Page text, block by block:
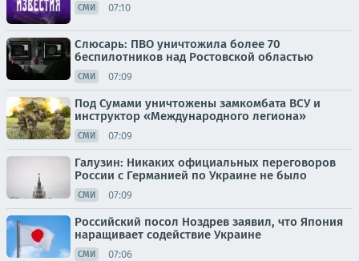
СМИ 07:10
Слюсарь: ПВО уничтожила более 70
беспилотников над Ростовской областью
СМИ 07:09
Под Сумами уничтожены замкомбата ВСУ и
инструктор «Международного легиона»
СМИ 07:09
Галузин: Никаких официальных переговоров
России с Германией по Украине не было
СМИ 07:09
Российский посол Ноздрев заявил, что Япония
наращивает содействие Украине
СМИ 07:06